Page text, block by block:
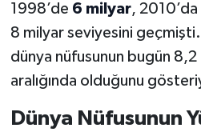
1998’de 6 milyar,
8 milyar seviyesini
dünya nüfusunun bugün
aralığında olduğunu
Dünya Nüfusunun